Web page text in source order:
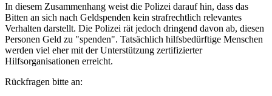
In diesem Zusammenhang weist die Polizei darauf hin, dass das
Bitten an sich nach Geldspenden kein strafrechtlich relevantes
Verhalten darstellt. Die Polizei rät jedoch dringend davon ab, diesen
Personen Geld zu "spenden". Tatsächlich hilfsbedürftige Menschen
werden viel eher mit der Unterstützung zertifizierter
Hilfsorganisationen erreicht.
Rückfragen bitte an: